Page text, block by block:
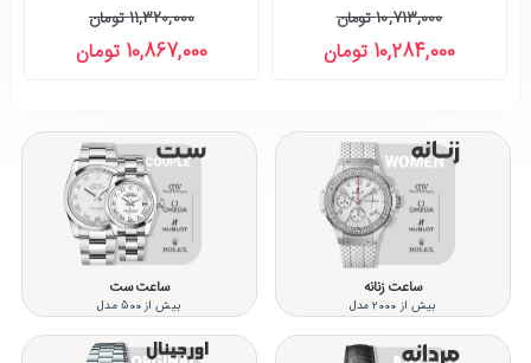
10,284,000 تومان
10,713,000 تومان
10,867,000 تومان
11,320,000 تومان
ساعت زنانه
بیش از 2000 مدل
ساعت ست
بیش از 500 مدل